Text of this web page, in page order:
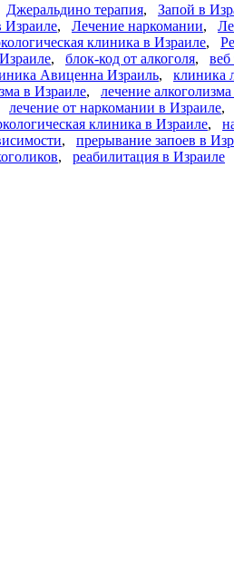
Джеральдино терапия, Запой в
Израиле, Лечение наркомании,
клиника в Израиле,
, блок-код от алкоголя, веб
Авиценна Израиль, клиника
в Израиле, лечение
лечение от наркомании в Израиле,
клиника в Израиле,
, прерывание запоев в
, реабилитация в Израиле